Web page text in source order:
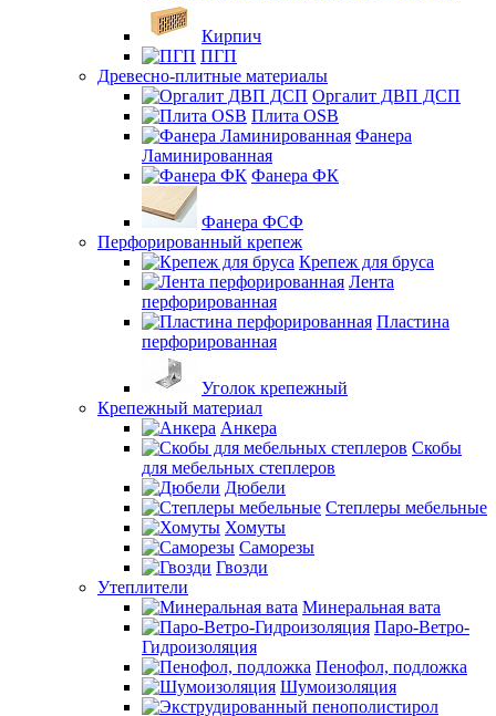
Кирпич
ПГП
Древесно-плитные материалы
Оргалит ДВП ДСП
Плита OSB
Фанера
Ламинированная
Фанера ФК
Фанера ФСФ
Перфорированный крепеж
Крепеж для бруса
Лента
перфорированная
Пластина
перфорированная
Уголок крепежный
Крепежный материал
Анкера
Скобы
для мебельных степлеров
Дюбели
Степлеры мебельные
Хомуты
Саморезы
Гвозди
Утеплители
Минеральная вата
Паро-Ветро-
Гидроизоляция
Пенофол, подложка
Шумоизоляция